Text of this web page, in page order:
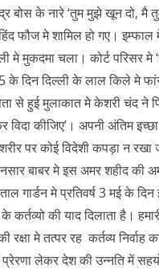
बोस के नारे ‘तुम मुझे खून दो, मै
फौज मे शामिल हो गए। इम्फाल
मुकदमा चला। कोर्ट परिसर
दिन दिल्ली के लाल किले मे
से हुई मुलाकात मे केशरी चंद ने
कीजिए’। अपनी अंतिम
पर कोई विदेशी कपड़ा न रखा
बाबर मे इस अमर शहीद की
गार्डन मे प्रतिवर्ष 3 मई के
कर्तव्यो की याद दिलाता है।
रक्षा मे तत्पर रह कर्तव्य
लेकर देश की उन्नति में